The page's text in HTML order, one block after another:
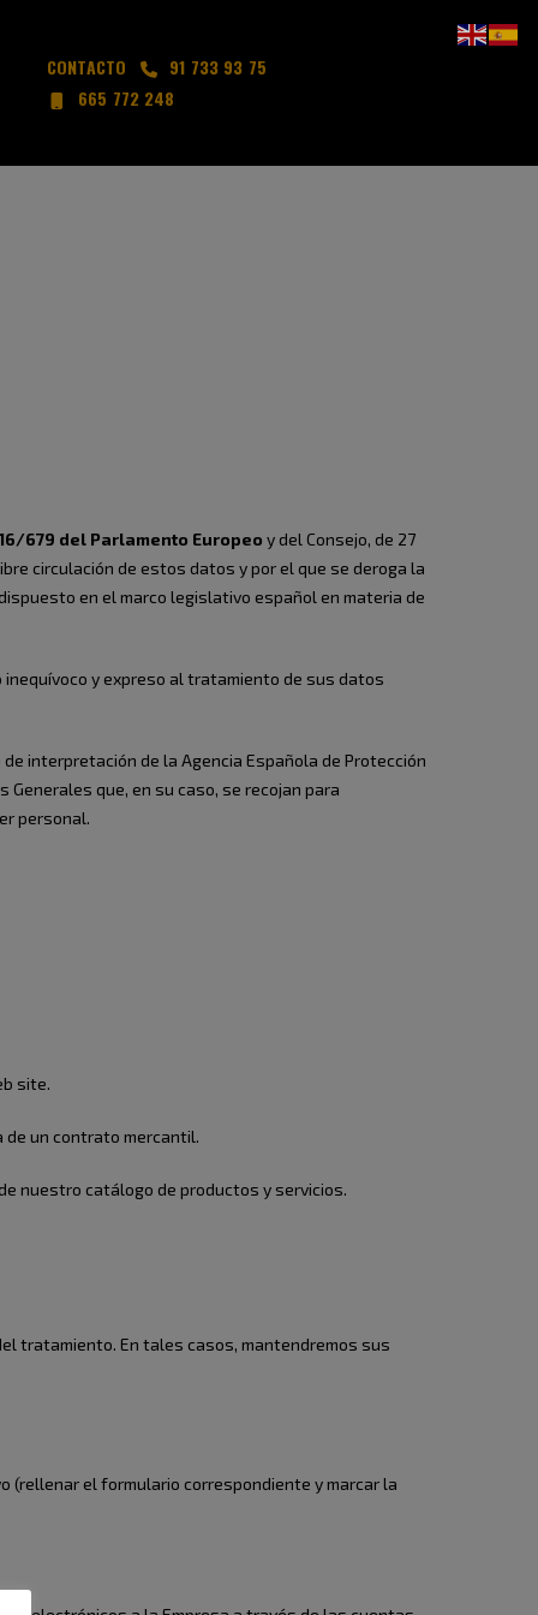
CONTACTO
91 733 93 75
665 772 248
679 del Parlamento Europeoy del Consejo, de 27
circulación de estos datos y por el que se deroga la
en el marco legislativo español en materia de
y expreso al tratamiento de sus datos
interpretación de la Agencia Española de Protección
Generales que, en su caso, se recojan para
personal.
site.
un contrato mercantil.
nuestro catálogo de productos y servicios.
tratamiento. En tales casos, mantendremos sus
el formulario correspondiente y marcar la